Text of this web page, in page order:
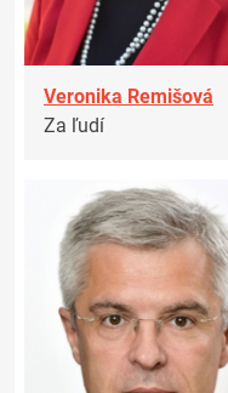
Veronika Remišová
Za ľudí